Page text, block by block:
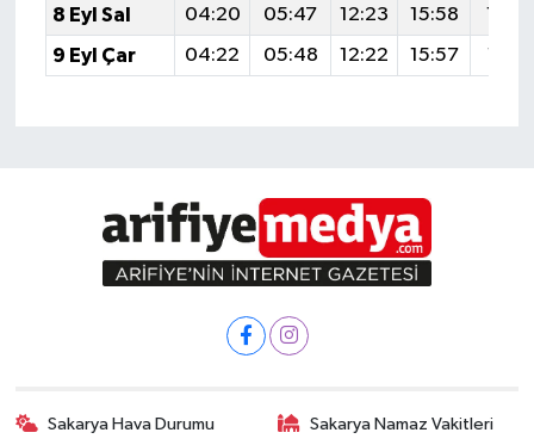
8 Eyl Sal
04:20 05:47 12:23 15:58
9 Eyl Çar
04:22 05:48 12:22 15:57
Sakarya Hava Durumu Sakarya Namaz Vakitleri